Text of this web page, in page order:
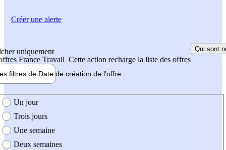
uniquement
France Travail Cette action recharge la liste des offres
Qui sont
filtres de Date de création de l'offre
création de l'offre
Un jour
Trois jours
Une semaine
Deux semaines
Créer une alerte